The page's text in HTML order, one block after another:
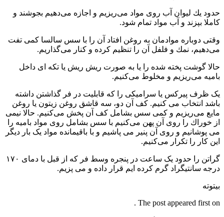
حدود یك لیوان آب روی مواد می‌ریزیم و اجازه می‌دهیم بجوشند و
كاملا بپزند و آب مواد تمام شود.
وقتی دوباره موادمان به روغن افتاد آن را با سس سالسا كمی تفت
می‌دهیم، نمك و فلفل آن را تنظیم كرده و كنار می‌گذاریم.
حالا گوشت پخته شده را یا به صورت ریش ریش یا تكه ای داخل
بامیه می‌ریزیم و مخلوط می‌كنیم.
یک ظرف پیركس یا سرامیكی را كه قابلیت در فر گذاشتن داشته
باشد انتخاب می كنیم. كف آن دو، سه قاشق روغن زیتون یا روغن
مایع می‌ریزیم و كمی سس بشامل كف آن پخش می‌كنیم. حالا نیمی
از خوراك را روی آن پهن می‌كنیم با سس بشامل روی مواد بامیه را
می پوشانیم و روی آن پنیر می پاشیم و با باقیمانده مواد یک بار دیگر
این كار را تكرار می‌كنیم.
گراتن را حدود یک ساعت در پنجره وسط فر كه از قبل با دمای ۱۷۰
درجه سانتیگراد گرم كرده ایم قرار داده و می پزیم.
بیتوته
The post appeared first on .